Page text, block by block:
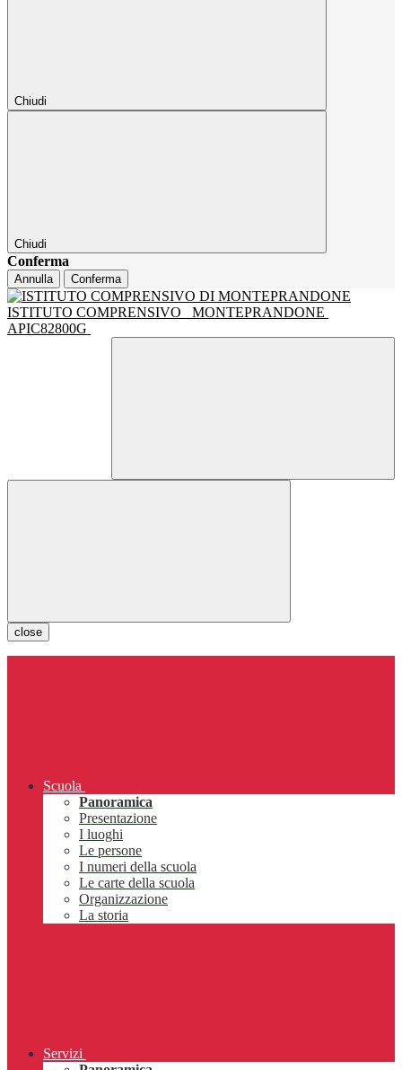
Chiudi
Chiudi
Conferma
Annulla Conferma
ISTITUTO COMPRENSIVO
MONTEPRANDONE
APIC82800G
close
Scuola
Panoramica
Presentazione
I luoghi
Le persone
I numeri della scuola
Le carte della scuola
Organizzazione
La storia
Servizi